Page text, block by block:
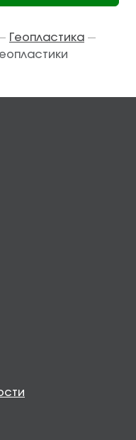
Геопластика —